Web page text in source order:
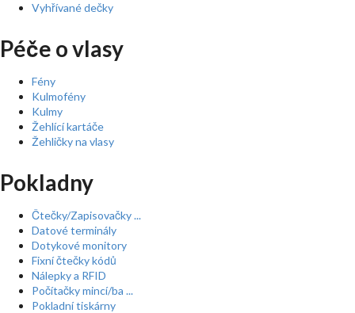
Vyhřívané dečky
Péče o vlasy
Fény
Kulmofény
Kulmy
Žehlící kartáče
Žehličky na vlasy
Pokladny
Čtečky/Zapisovačky ...
Datové terminály
Dotykové monitory
Fixní čtečky kódů
Nálepky a RFID
Počítačky mincí/ba ...
Pokladní tiskárny